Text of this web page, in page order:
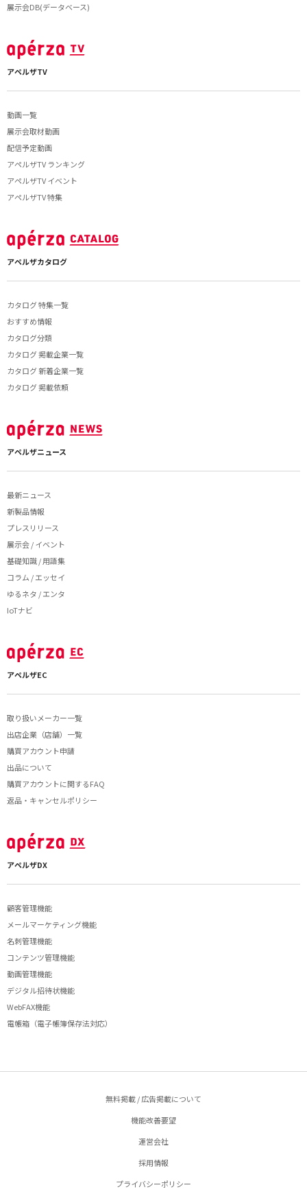
展示会DB(データベース)
アペルザTV
動画一覧
展示会取材動画
配信予定動画
アペルザTV ランキング
アペルザTV イベント
アペルザTV 特集
アペルザカタログ
カタログ 特集一覧
おすすめ情報
カタログ分類
カタログ 掲載企業一覧
カタログ 新着企業一覧
カタログ 掲載依頼
アペルザニュース
最新ニュース
新製品情報
プレスリリース
展示会 / イベント
基礎知識 / 用語集
コラム / エッセイ
ゆるネタ / エンタ
IoTナビ
アペルザEC
取り扱いメーカー一覧
出店企業（店舗）一覧
購買アカウント申請
出品について
購買アカウントに関するFAQ
返品・キャンセルポリシー
アペルザDX
顧客管理機能
メールマーケティング機能
名刺管理機能
コンテンツ管理機能
動画管理機能
デジタル招待状機能
WebFAX機能
電帳箱（電子帳簿保存法対応）
無料掲載 / 広告掲載について
機能改善要望
運営会社
採用情報
プライバシーポリシー